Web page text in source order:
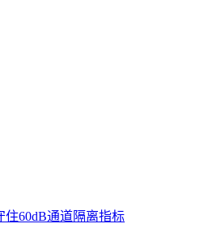
60dB通道隔离指标